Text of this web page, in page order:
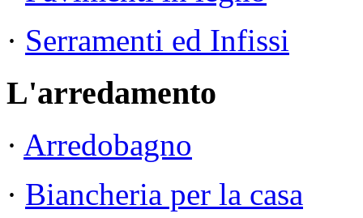
· Serramenti ed Infissi
L'arredamento
· Arredobagno
· Biancheria per la casa